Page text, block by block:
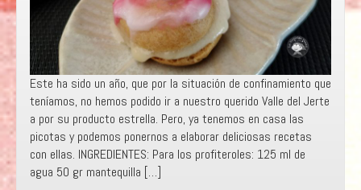
Este ha sido un año, que por la situación de confinamiento que
teníamos, no hemos podido ir a nuestro querido Valle del Jerte
a por su producto estrella. Pero, ya tenemos en casa las
picotas y podemos ponernos a elaborar deliciosas recetas
con ellas. INGREDIENTES: Para los profiteroles: 125 ml de
agua 50 gr mantequilla […]